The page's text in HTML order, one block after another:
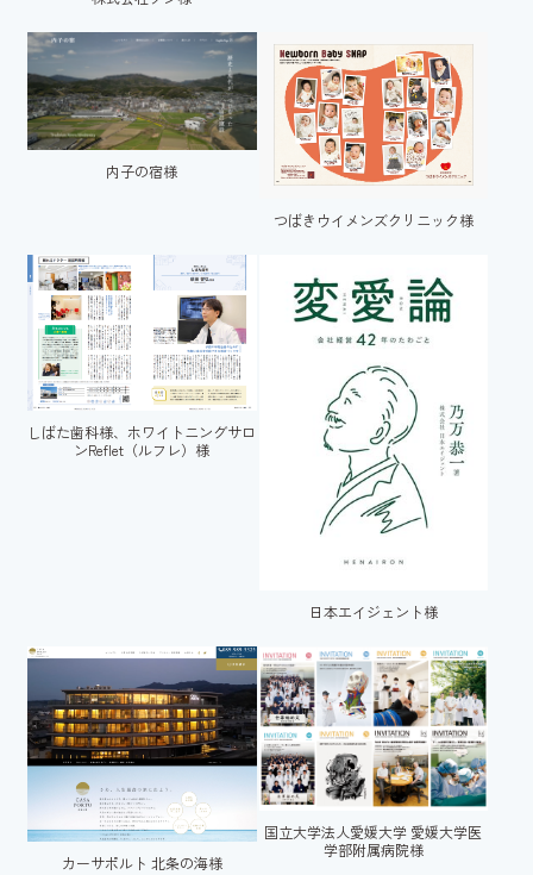
内子の宿様
つばきウイメンズクリニック様
しばた歯科様、ホワイトニングサロ
ンReflet（ルフレ）様
日本エイジェント様
カーサポルト 北条の海様
国立大学法人愛媛大学 愛媛大学医
学部附属病院様